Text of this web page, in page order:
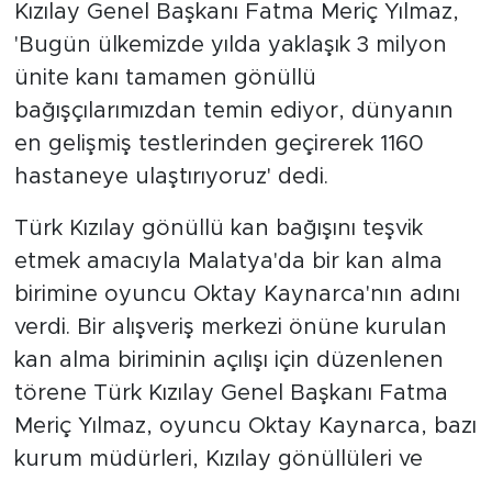
Kızılay Genel Başkanı Fatma Meriç Yılmaz,
'Bugün ülkemizde yılda yaklaşık 3 milyon
ünite kanı tamamen gönüllü
bağışçılarımızdan temin ediyor, dünyanın
en gelişmiş testlerinden geçirerek 1160
hastaneye ulaştırıyoruz' dedi.
Türk Kızılay gönüllü kan bağışını teşvik
etmek amacıyla Malatya'da bir kan alma
birimine oyuncu Oktay Kaynarca'nın adını
verdi. Bir alışveriş merkezi önüne kurulan
kan alma biriminin açılışı için düzenlenen
törene Türk Kızılay Genel Başkanı Fatma
Meriç Yılmaz, oyuncu Oktay Kaynarca, bazı
kurum müdürleri, Kızılay gönüllüleri ve